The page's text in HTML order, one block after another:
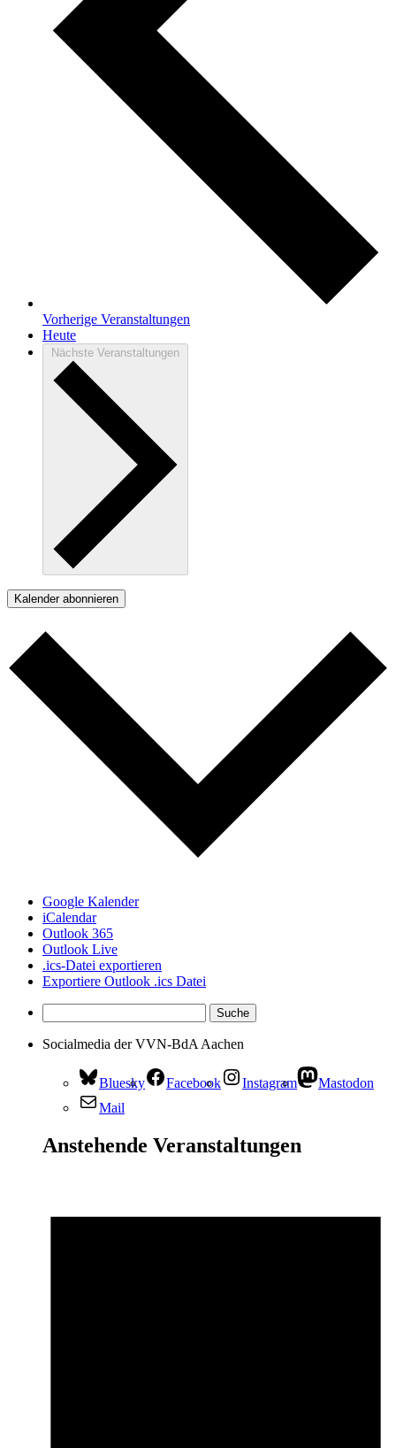
Vorherige Veranstaltungen
Heute
Nächste Veranstaltungen
Kalender abonnieren
Google Kalender
iCalendar
Outlook 365
Outlook Live
.ics-Datei exportieren
Exportiere Outlook .ics Datei
Socialmedia der VVN-BdA Aachen
Bluesky Facebook Instagram
Mastodon
Mail
Anstehende Veranstaltungen